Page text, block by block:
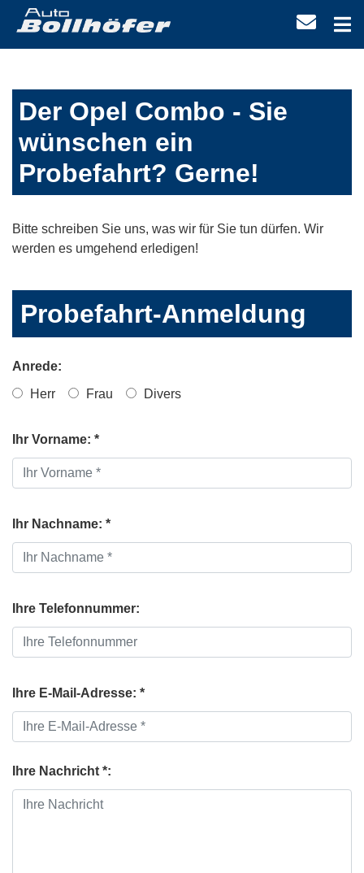
Der Opel Combo - Sie
wünschen ein
Probefahrt? Gerne!
Bitte schreiben Sie uns, was wir für Sie tun dürfen. Wir
werden es umgehend erledigen!
Probefahrt-Anmeldung
Anrede:
Herr
Frau Divers
Ihr Vorname: *
Ihr Nachname: *
Ihre Telefonnummer:
Ihre E-Mail-Adresse: *
Ihre Nachricht *: